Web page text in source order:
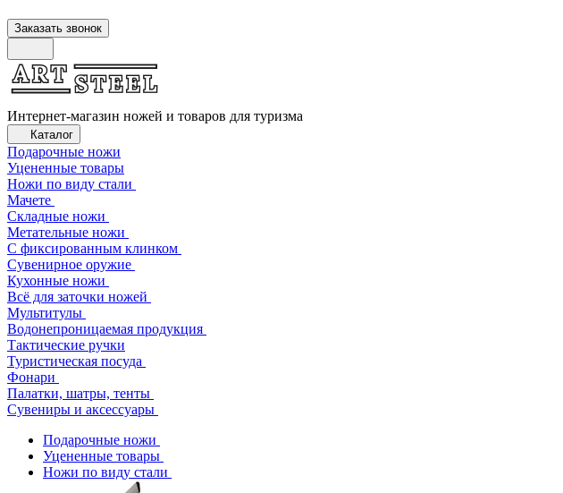
Заказать звонок
Интернет-магазин ножей и товаров для туризма
Каталог
Подарочные ножи
Уцененные товары
Ножи по виду стали
Мачете
Складные ножи
Метательные ножи
С фиксированным клинком
Сувенирное оружие
Кухонные ножи
Всё для заточки ножей
Мультитулы
Водонепроницаемая продукция
Тактические ручки
Туристическая посуда
Фонари
Палатки, шатры, тенты
Сувениры и аксессуары
Подарочные ножи
Уцененные товары
Ножи по виду стали